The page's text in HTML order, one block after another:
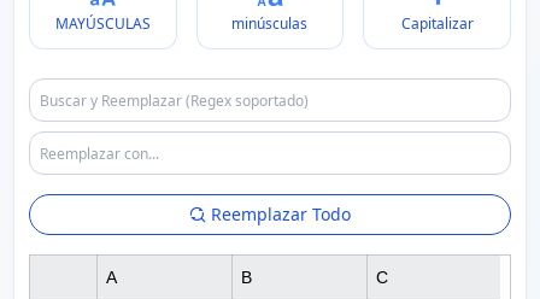
MAYÚSCULAS minúsculas Capitalizar
Reemplazar Todo
A B C